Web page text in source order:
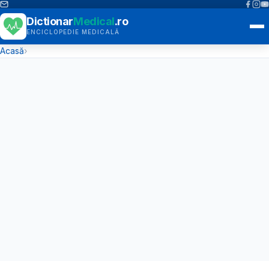
DictionarMedical.ro
ENCICLOPEDIE MEDICALĂ
Acasă›